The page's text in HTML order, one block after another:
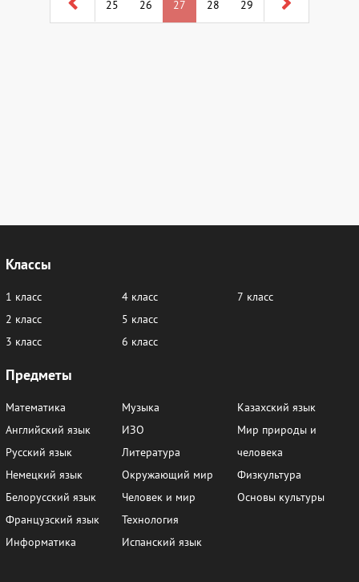
25 26 27 28 29
Классы
1 класс
2 класс
3 класс
4 класс
5 класс
6 класс
7 класс
Предметы
Математика
Английский язык
Русский язык
Немецкий язык
Белорусский язык
Французский язык
Информатика
Музыка
ИЗО
Литература
Окружающий мир
Человек и мир
Технология
Испанский язык
Казахский язык
Мир природы и
человека
Физкультура
Основы культуры